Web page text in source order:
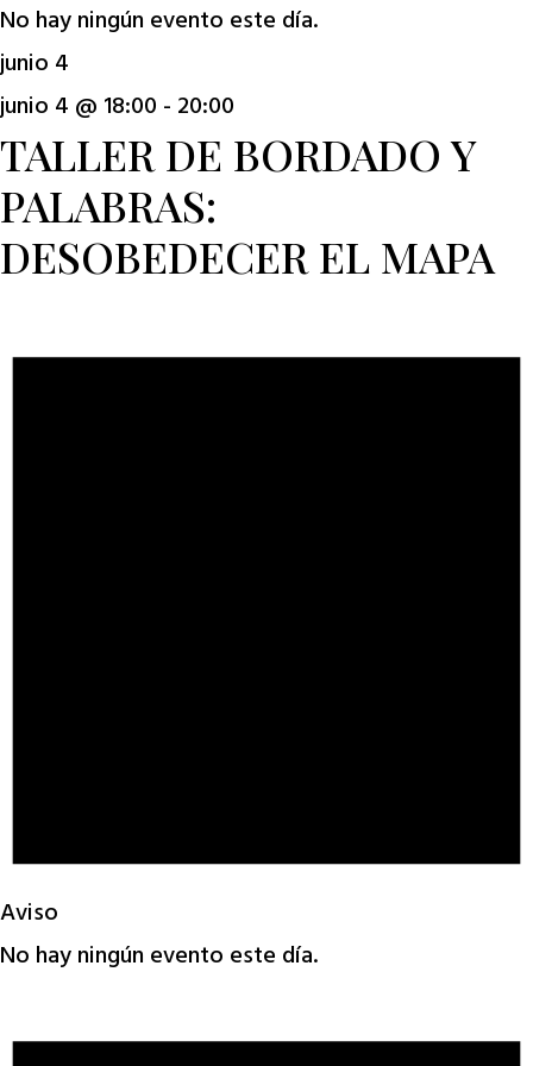
No hay ningún evento este día.
junio 4
junio 4 @ 18:00 - 20:00
TALLER DE BORDADO Y
PALABRAS:
DESOBEDECER EL MAPA
Aviso
No hay ningún evento este día.